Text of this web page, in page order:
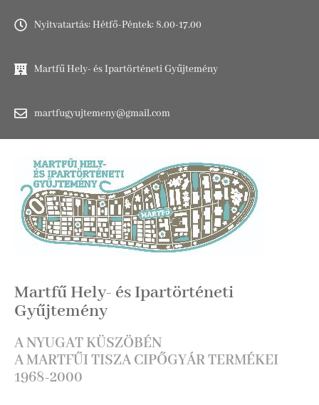
Nyitvatartás: Hétfő-Péntek: 8.00-17.00
Martfű Hely- és Ipartörténeti Gyűjtemény
martfugyujtemeny@gmail.com
Martfű Hely- és Ipartörténeti
Gyűjtemény
A NYUGAT KÜSZÖBÉN
A MARTFŰI TISZA CIPŐGYÁR TERMÉKEI
1968-2000